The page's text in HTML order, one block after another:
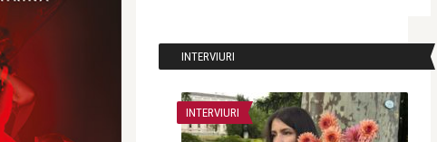
INTERVIURI
INTERVIURI